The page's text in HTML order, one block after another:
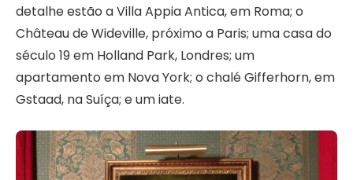
detalhe estão a Villa Appia Antica, em Roma; o
Château de Wideville, próximo a Paris; uma casa do
século 19 em Holland Park, Londres; um
apartamento em Nova York; o chalé Gifferhorn, em
Gstaad, na Suíça; e um iate.